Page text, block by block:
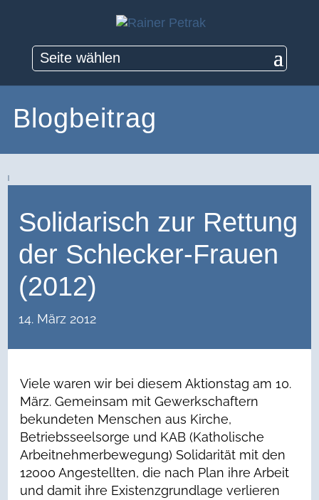
Seite wählen
Blogbeitrag
Solidarisch zur Rettung
der Schlecker-Frauen
(2012)
14. März 2012
Viele waren wir bei diesem Aktionstag am 10.
März. Gemeinsam mit Gewerkschaftern
bekundeten Menschen aus Kirche,
Betriebsseelsorge und KAB (Katholische
Arbeitnehmerbewegung) Solidarität mit den
12000 Angestellten, die nach Plan ihre Arbeit
und damit ihre Existenzgrundlage verlieren